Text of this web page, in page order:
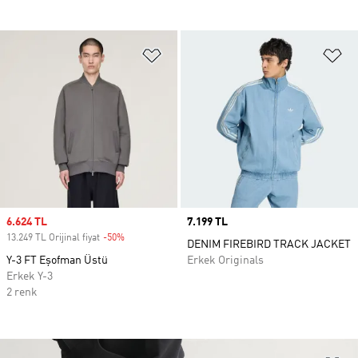
Favori Listesine Ekle
Sale price
6.624 TL
13.249 TL Orijinal fiyat -50%
Y-3 FT Eşofman Üstü
Erkek Y-3
2 renk
Price
7.199 TL
DENIM FIREBIRD TRACK JACKET
Erkek Originals